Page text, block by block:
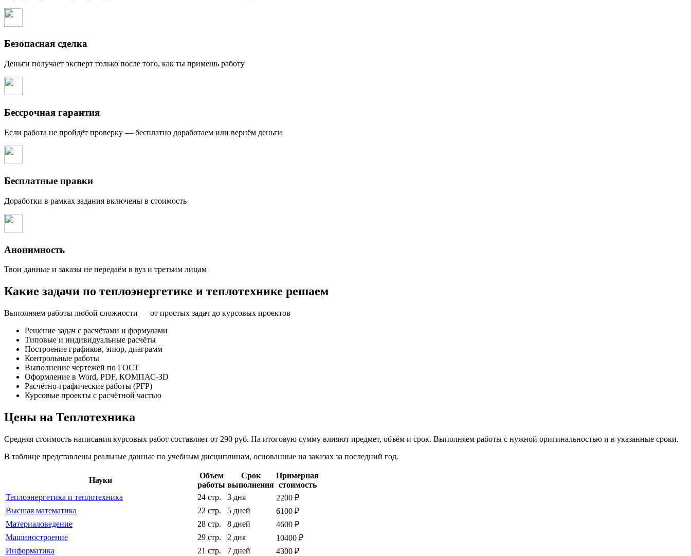
Безопасная сделка
Деньги получает эксперт только после того, как ты примешь работу
Бессрочная гарантия
Если работа не пройдёт проверку — бесплатно доработаем или вернём деньги
Бесплатные правки
Доработки в рамках задания включены в стоимость
Анонимность
Твои данные и заказы не передаём в вуз и третьим лицам
Какие задачи по теплоэнергетике и теплотехнике решаем
Выполняем работы любой сложности — от простых задач до курсовых проектов
Решение задач с расчётами и формулами
Типовые и индивидуальные расчёты
Построение графиков, эпюр, диаграмм
Контрольные работы
Выполнение чертежей по ГОСТ
Оформление в Word, PDF, КОМПАС-3D
Расчётно-графические работы (РГР)
Курсовые проекты с расчётной частью
Цены на Теплотехника
Средняя стоимость написания курсовых работ составляет от 290 руб. На итоговую сумму влияют предмет, объём и срок. Выполняем работы с нужной оригинальностью и в указанные сроки.
В таблице представлены реальные данные по учебным дисциплинам, основанные на заказах за последний год.
Науки
Объем
работы
Срок
выполнения
Примерная
стоимость
Теплоэнергетика и теплотехника
24 стр. 3 дня
2200 ₽
Высшая математика
22 стр. 5 дней
6100 ₽
Материаловедение
28 стр. 8 дней
4600 ₽
Машиностроение
29 стр. 2 дня
10400 ₽
Информатика
21 стр. 7 дней
4300 ₽